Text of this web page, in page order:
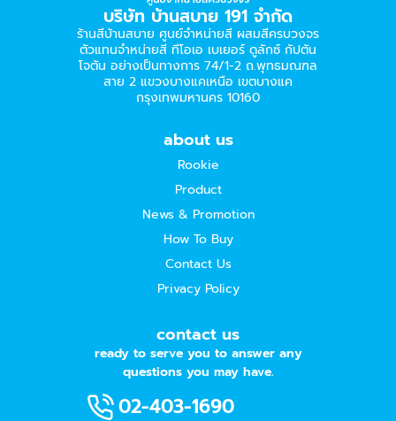
บริษัท บ้านสบาย 191 จำกัด
ร้านสีบ้านสบาย ศูนย์จำหน่ายสี ผสมสีครบวงจร
ตัวแทนจำหน่ายสี ทีโอเอ เบเยอร์​ ดูลักซ์ กัปตัน
โจตัน อย่างเป็นทางการ 74/1-2 ถ.พุทธมณฑล
สาย 2 แขวงบางแคเหนือ เขตบางแค
กรุงเทพมหานคร 10160
about us
Rookie
Product
News & Promotion
How To Buy
Contact Us
Privacy Policy
contact us
ready to serve you to answer any
questions you may have.
02-403-1690